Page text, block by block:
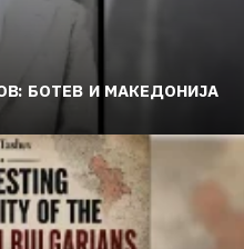
БОТЕВ И МАКЕДОНИЈА